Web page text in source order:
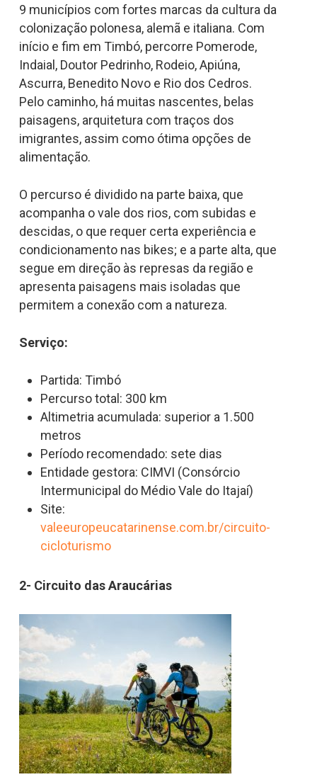
9 municípios com fortes marcas da cultura da
colonização polonesa, alemã e italiana. Com
início e fim em Timbó, percorre Pomerode,
Indaial, Doutor Pedrinho, Rodeio, Apiúna,
Ascurra, Benedito Novo e Rio dos Cedros.
Pelo caminho, há muitas nascentes, belas
paisagens, arquitetura com traços dos
imigrantes, assim como ótima opções de
alimentação.
O percurso é dividido na parte baixa, que
acompanha o vale dos rios, com subidas e
descidas, o que requer certa experiência e
condicionamento nas bikes; e a parte alta, que
segue em direção às represas da região e
apresenta paisagens mais isoladas que
permitem a conexão com a natureza.
Serviço:
Partida: Timbó
Percurso total: 300 km
Altimetria acumulada: superior a 1.500
metros
Período recomendado: sete dias
Entidade gestora: CIMVI (Consórcio
Intermunicipal do Médio Vale do Itajaí)
Site:
valeeuropeucatarinense.com.br/circuito-
cicloturismo
2- Circuito das Araucárias